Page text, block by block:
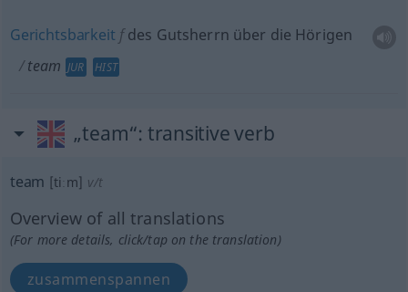
Gerichtsbarkeit fdes Gutsherrn über die Hörigen
team JUR HIST
„team“: transitive verb
team [tiːm] v/t
Overview of all translations
(For more details, click/tap on the translation)
zusammenspannen